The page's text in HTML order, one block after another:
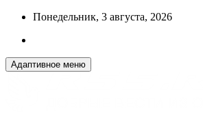
Перейти
содержимому
Понедельник, 3 августа, 2026
Адаптивное меню